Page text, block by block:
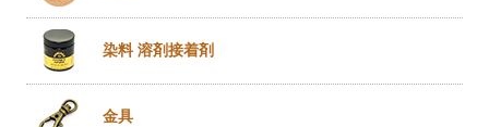
染料 溶剤接着剤
金具